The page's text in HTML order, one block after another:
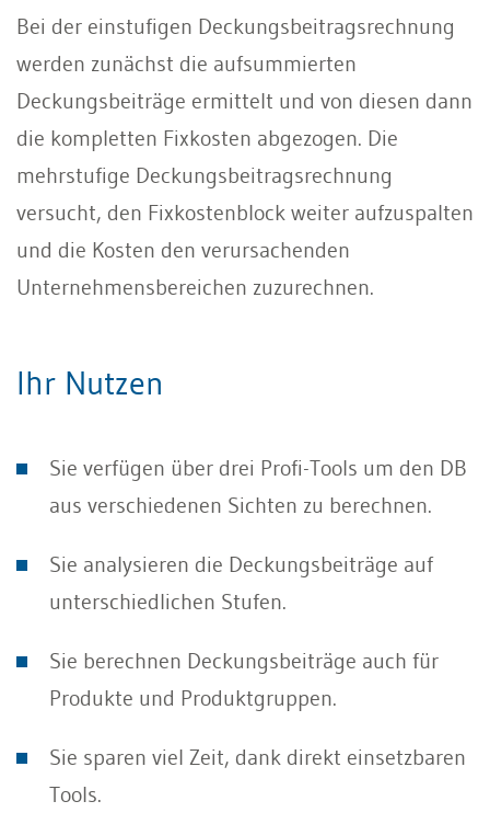
Bei der einstufigen Deckungsbeitragsrechnung
werden zunächst die aufsummierten
Deckungsbeiträge ermittelt und von diesen dann
die kompletten Fixkosten abgezogen. Die
mehrstufige Deckungsbeitragsrechnung
versucht, den Fixkostenblock weiter aufzuspalten
und die Kosten den verursachenden
Unternehmensbereichen zuzurechnen.
Ihr Nutzen
Sie verfügen über drei Profi-Tools um den DB
aus verschiedenen Sichten zu berechnen.
Sie analysieren die Deckungsbeiträge auf
unterschiedlichen Stufen.
Sie berechnen Deckungsbeiträge auch für
Produkte und Produktgruppen.
Sie sparen viel Zeit, dank direkt einsetzbaren
Tools.